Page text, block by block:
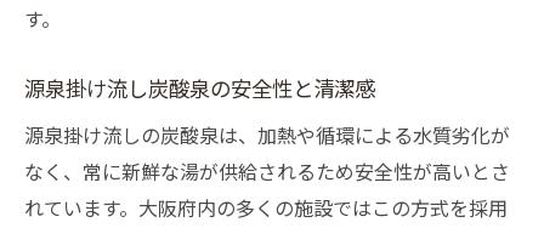
す。
源泉掛け流し炭酸泉の安全性と清潔感
源泉掛け流しの炭酸泉は、加熱や循環による水質劣化が
なく、常に新鮮な湯が供給されるため安全性が高いとさ
れています。大阪府内の多くの施設ではこの方式を採用